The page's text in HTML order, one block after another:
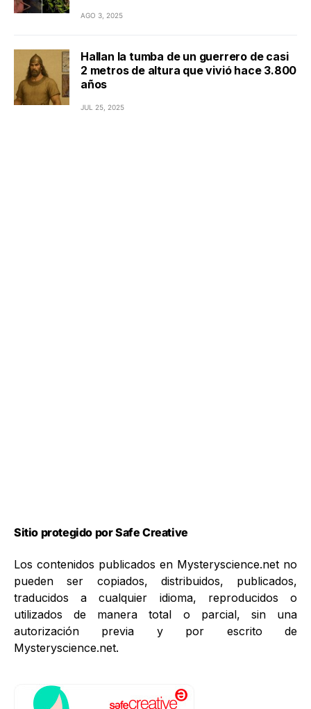
AGO 3, 2025
Hallan la tumba de un guerrero de casi
2 metros de altura que vivió hace 3.800
años
JUL 25, 2025
Sitio protegido por Safe Creative
Los contenidos publicados en Mysteryscience.net no
pueden ser copiados, distribuidos, publicados,
traducidos a cualquier idioma, reproducidos o
utilizados de manera total o parcial, sin una
autorización previa y por escrito de
Mysteryscience.net.